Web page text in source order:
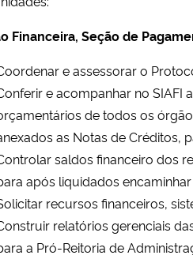
Financeira, Seção de
oordenar e assessorar o
onferir e acompanhar no SIAFI
de todos os
as Notas de Créditos,
ontrolar saldos financeiro dos
após liquidados
olicitar recursos financeiros,
onstruir relatórios gerenciais
a Pró-Reitoria de